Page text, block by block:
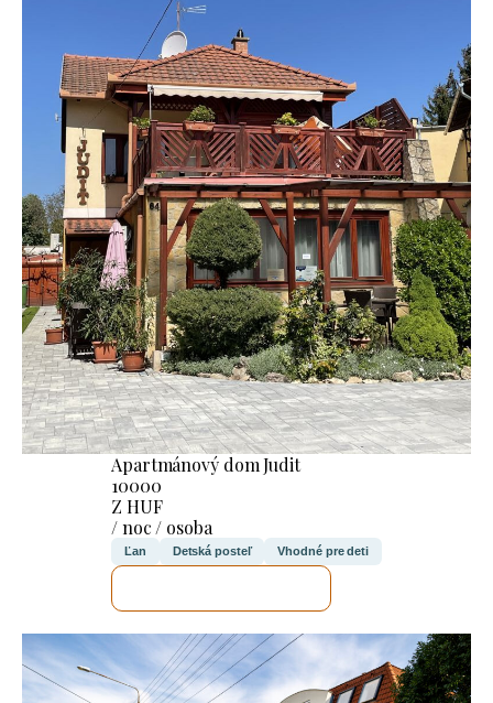
Apartmánový dom Judit
10000
Z HUF
/ noc / osoba
Ľan Detská posteľ Vhodné pre deti